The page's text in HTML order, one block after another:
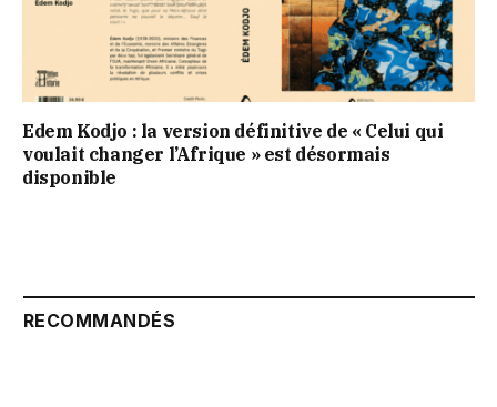
Edem Kodjo : la version définitive de « Celui qui
voulait changer l’Afrique » est désormais
disponible
RECOMMANDÉS